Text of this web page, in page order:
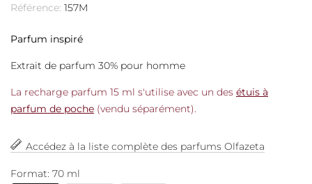
Référence: 157M
Parfum inspiré
Extrait de parfum 30% pour homme
La recharge parfum 15 ml s'utilise avec un des étuis à
parfum de poche (vendu séparément).
Accédez à la liste complète des parfums Olfazeta
Format: 70 ml